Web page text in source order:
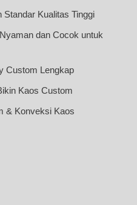
Kualitas Tinggi
dan Cocok untuk
Custom Lengkap
Kaos Custom
& Konveksi Kaos